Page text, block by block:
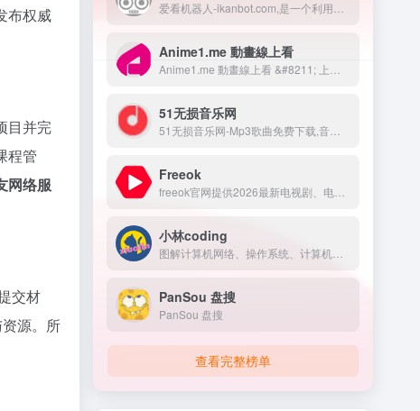
布权威
目并完
程管
网络服
交材
源。所
Anime1.me 動畫線上看
51无损音乐网
Freeok
小林coding
PanSou 盘搜
PanSou 盘搜
查看完整榜单